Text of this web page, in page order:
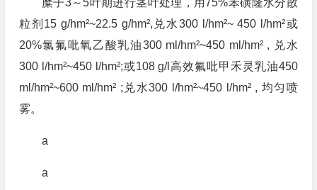
糜子3～5叶期进行茎叶处理，用75%苯磺隆水分散
粒剂15 g/hm²~22.5 g/hm²,兑水300 l/hm²~ 450 l/hm²或
20%氯氟吡氧乙酸乳油300 ml/hm²~450 ml/hm² , 兑水
300 l/hm²~450 l/hm²;或108 g/l高效氟吡甲禾灵乳油450
ml/hm²~600 ml/hm² ;兑水300 l/hm²~450 l/hm² , 均匀喷
雾。
a
a